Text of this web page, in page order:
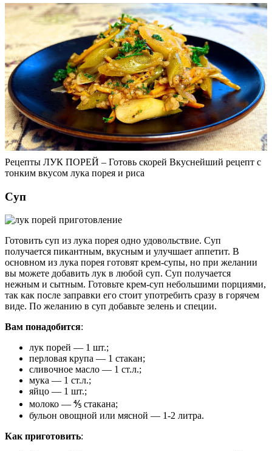
Рецепты ЛУК ПОРЕЙ – Готовь скорей Вкуснейший рецепт с
тонким вкусом лука порея и риса
Суп
Готовить суп из лука порея одно удовольствие. Суп
получается пикантным, вкусным и улучшает аппетит. В
основном из лука порея готовят крем-супы, но при желании
вы можете добавить лук в любой суп. Суп получается
нежным и сытным. Готовьте крем-суп небольшими порциями,
так как после заправки его стоит употребить сразу в горячем
виде. По желанию в суп добавьте зелень и специи.
Вам понадобится:
лук порей — 1 шт.;
перловая крупа — 1 стакан;
сливочное масло — 1 ст.л.;
мука — 1 ст.л.;
яйцо — 1 шт.;
молоко — ⅘ стакана;
бульон овощной или мясной — 1-2 литра.
Как приготовить: